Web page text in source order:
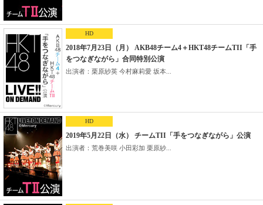
HD
2018年7月23日（月） AKB48チーム4＋HKT48チームTII「手
をつなぎながら」合同特別公演
出演者：栗原紗英 今村麻莉愛 坂本...
HD
2019年5月22日（水） チームTII「手をつなぎながら」公演
出演者：荒巻美咲 小田彩加 栗原紗...